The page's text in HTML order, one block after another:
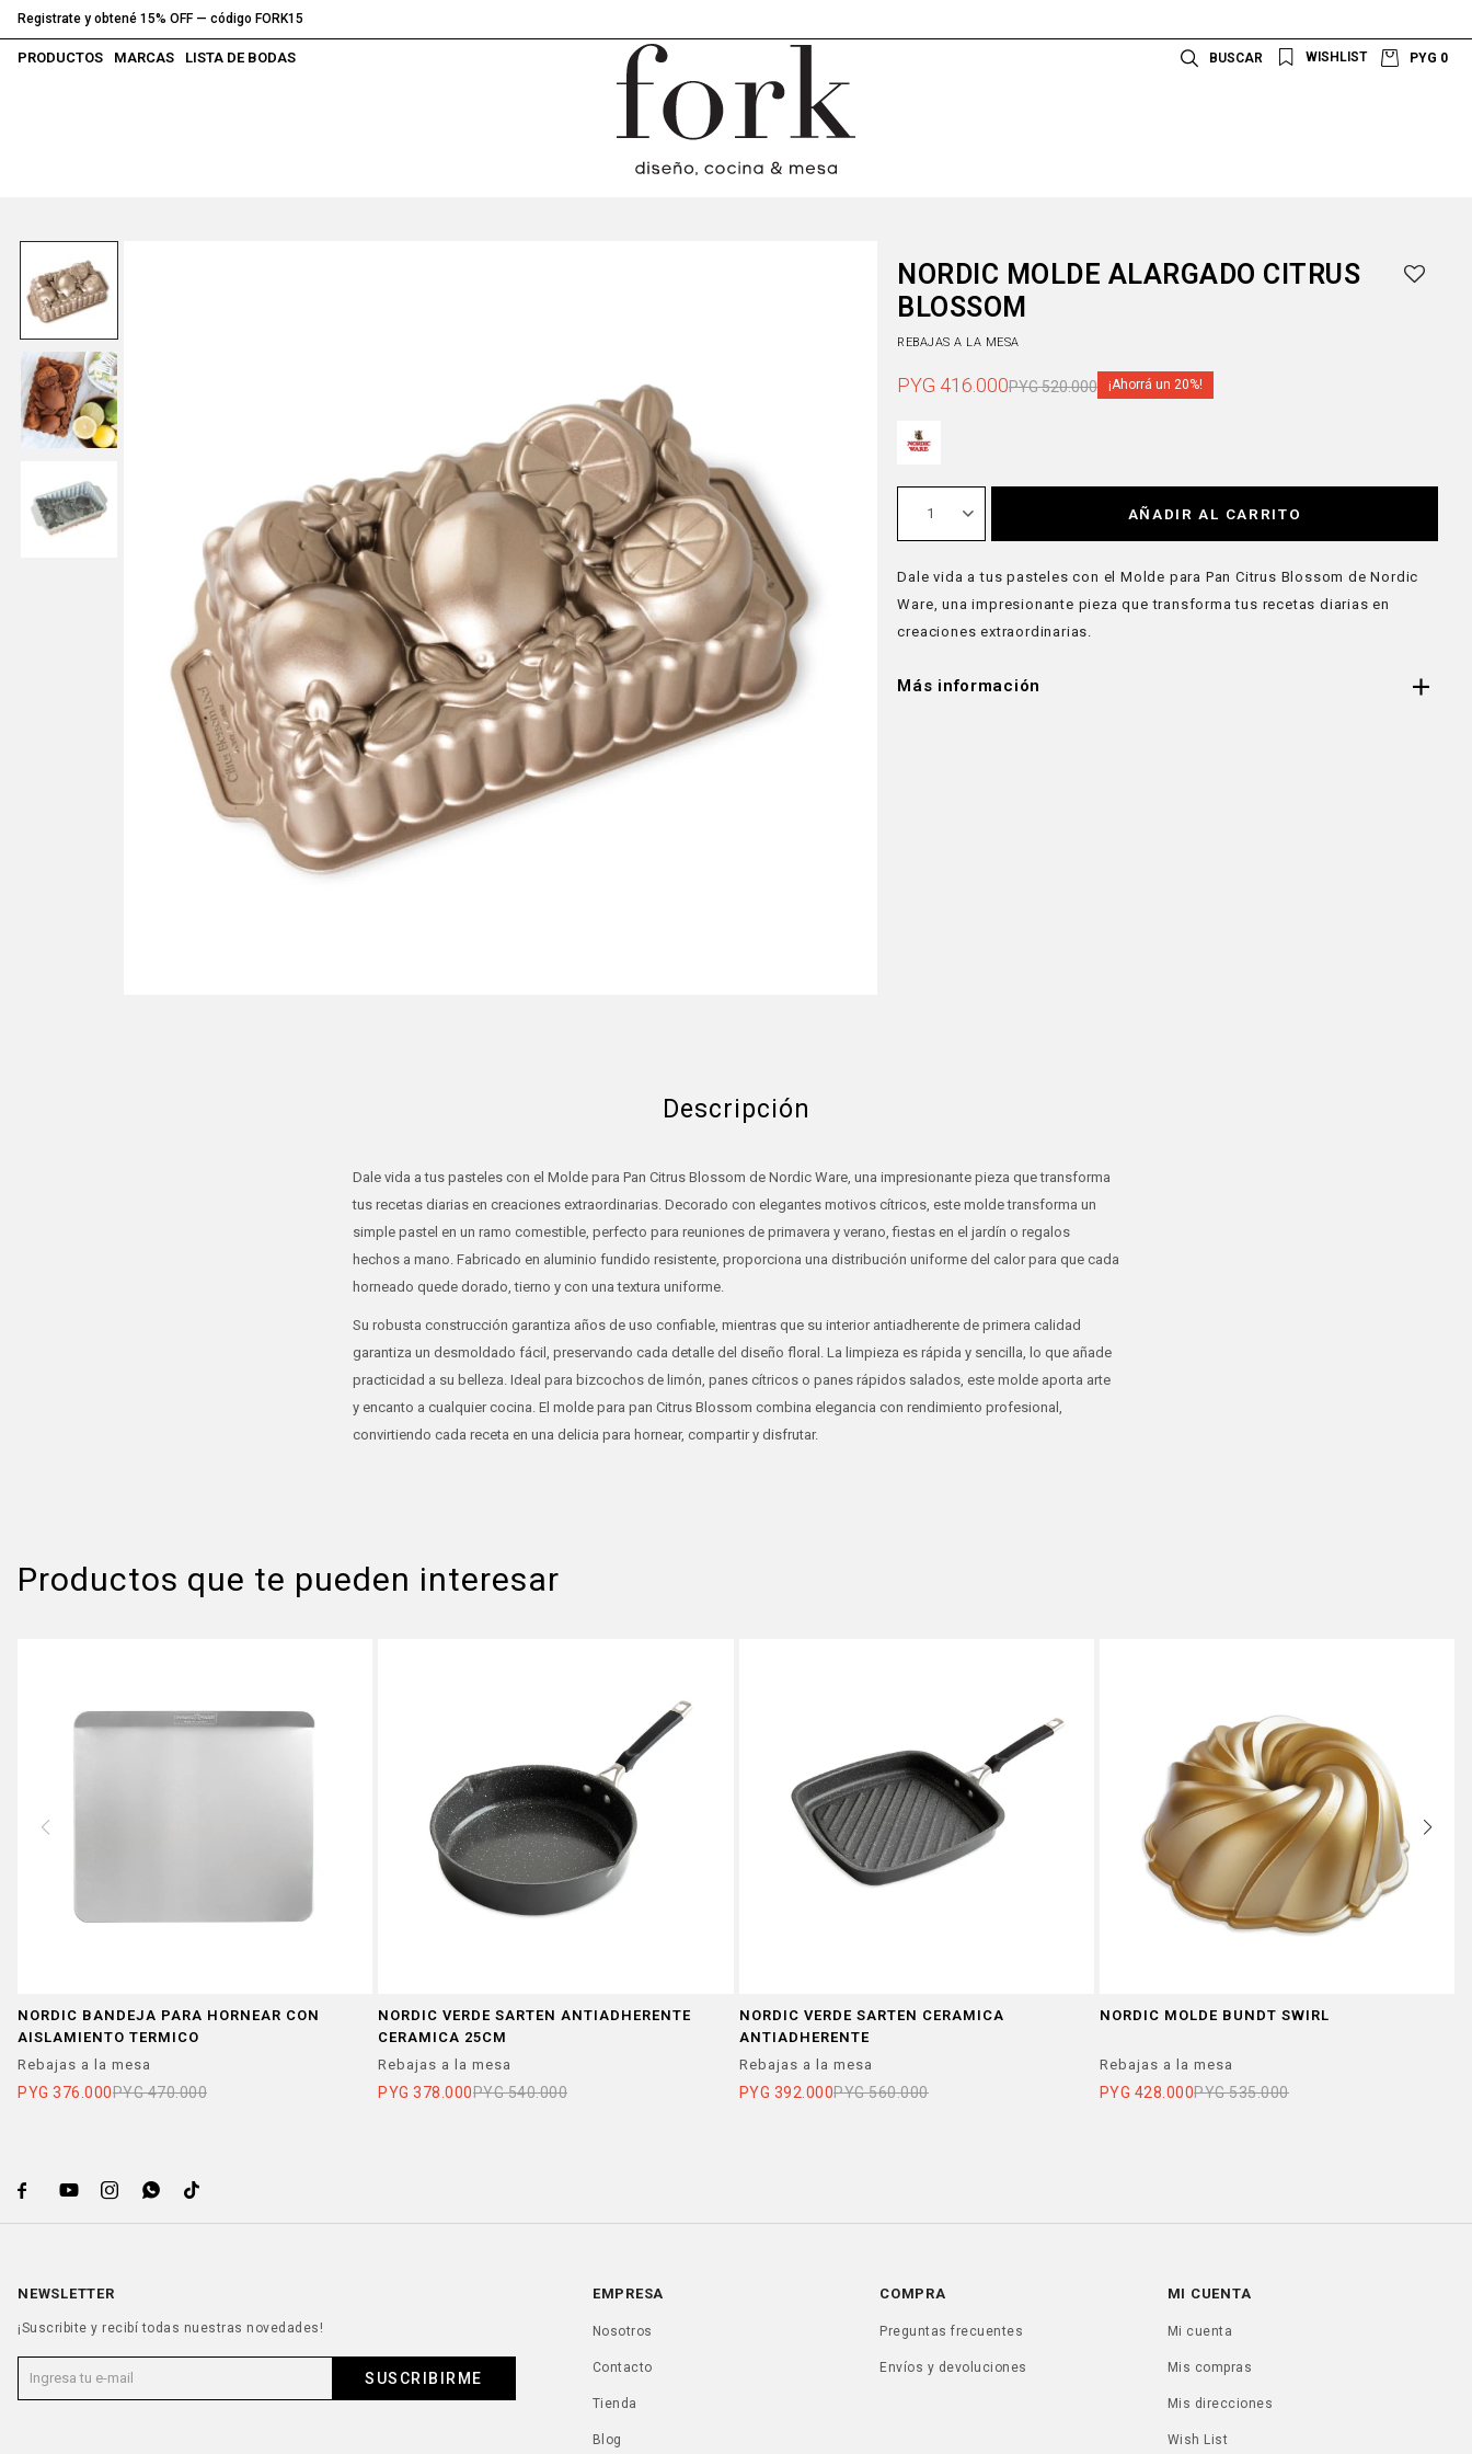
PRODUCTOS MARCAS LISTA DE BODAS PYG 0
Registrate y obtené 15% OFF — código FORK15
NORDIC MOLDE ALARGADO CITRUS
BLOSSOM
REBAJAS A LA MESA
PYG 416.000PYG520.000 20
1 AÑADIR AL CARRITO
Dale vida a tus pasteles con el Molde para Pan Citrus Blossom de Nordic
Ware, una impresionante pieza que transforma tus recetas diarias en
creaciones extraordinarias.
Más información
Descripción
Dale vida a tus pasteles con el Molde para Pan Citrus Blossom de Nordic Ware, una impresionante pieza que transforma
tus recetas diarias en creaciones extraordinarias. Decorado con elegantes motivos cítricos, este molde transforma un
simple pastel en un ramo comestible, perfecto para reuniones de primavera y verano, fiestas en el jardín o regalos
hechos a mano. Fabricado en aluminio fundido resistente, proporciona una distribución uniforme del calor para que cada
horneado quede dorado, tierno y con una textura uniforme.
Su robusta construcción garantiza años de uso confiable, mientras que su interior antiadherente de primera calidad
garantiza un desmoldado fácil, preservando cada detalle del diseño floral. La limpieza es rápida y sencilla, lo que añade
practicidad a su belleza. Ideal para bizcochos de limón, panes cítricos o panes rápidos salados, este molde aporta arte
y encanto a cualquier cocina. El molde para pan Citrus Blossom combina elegancia con rendimiento profesional,
convirtiendo cada receta en una delicia para hornear, compartir y disfrutar.
Productos que te pueden interesar
NORDIC BANDEJA PARA HORNEAR CON
AISLAMIENTO TERMICO
Rebajas a la mesa
PYG 376.000PYG 470.000
NORDIC VERDE SARTEN ANTIADHERENTE
CERAMICA 25CM
Rebajas a la mesa
PYG 378.000PYG 540.000
NORDIC VERDE SARTEN CERAMICA
ANTIADHERENTE
Rebajas a la mesa
PYG 392.000PYG 560.000
NORDIC MOLDE BUNDT SWIRL
Rebajas a la mesa
PYG 428.000PYG 535.000
    
EMPRESA
Nosotros
Contacto
Tienda
Blog
COMPRA
Preguntas frecuentes
Envíos y devoluciones
MI CUENTA
Mi cuenta
Mis compras
Mis direcciones
Wish List
NEWSLETTER
¡Suscribite y recibí todas nuestras novedades!
SUSCRIBIRME